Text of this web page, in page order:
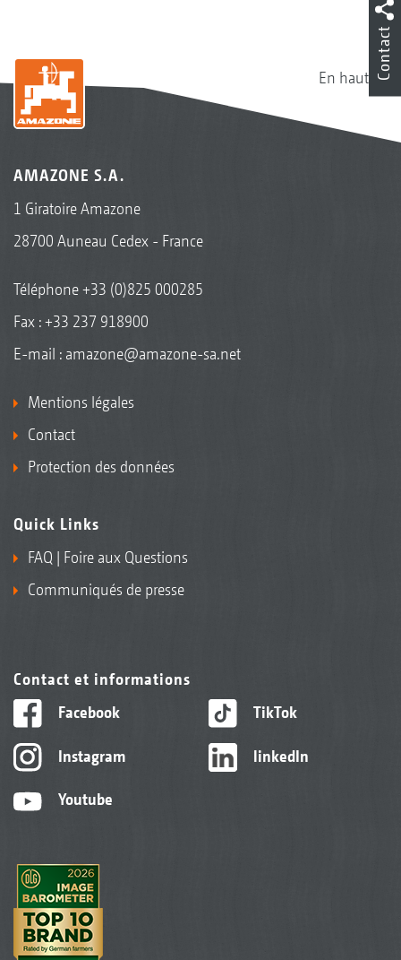
En haut
AMAZONE S.A.
1 Giratoire Amazone
28700 Auneau Cedex - France
Téléphone+33 (0)825 000285
Fax : +33 237 918900
E-mail : amazone@amazone-sa.net
Mentions légales
Contact
Protection des données
Quick Links
FAQ | Foire aux Questions
Communiqués de presse
Contact et informations
Facebook
Instagram
Youtube
TikTok
linkedIn
Contact